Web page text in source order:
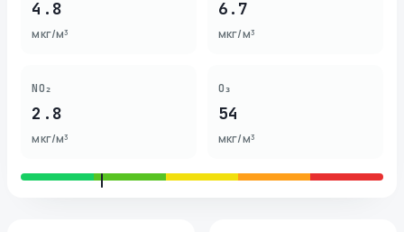
4.8
мкг/м³
6.7
мкг/м³
NO₂
2.8
мкг/м³
O₃
54
мкг/м³